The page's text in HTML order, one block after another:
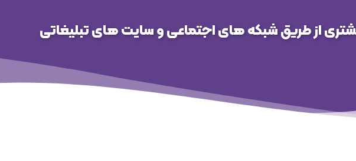
از طریق شبکه های اجتماعی و سایت های تبلیغاتی